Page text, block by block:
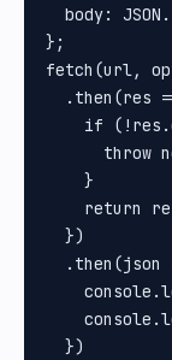
body:
};
fetch(url,
.then(res
if
throw
    }
return
  })
.then(json
  })